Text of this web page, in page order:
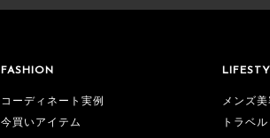
FASHION
コーディネート実例
今買いアイテム
メンズ
トラベル